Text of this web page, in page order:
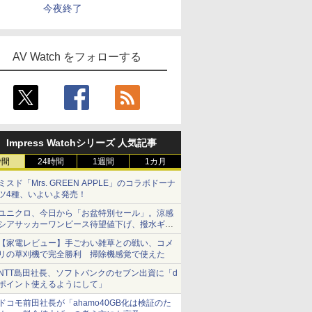
今夜終了
AV Watch をフォローする
Impress Watchシリーズ 人気記事
24時間 1週間 1カ月
スド「Mrs. GREEN APPLE」のコラボドーナ
4種、いよいよ発売！
ニクロ、今日から「お盆特別セール」。涼感
アサッカーワンピース待望値下げ、撥水ギア
ョーツは1990円に
家電レビュー】手ごわい雑草との戦い、コメ
の草刈機で完全勝利 掃除機感覚で使えた
島田社長、ソフトバンクのセブン出資に「d
イント使えるようにして」
コモ前田社長が「ahamo40GB化は検証のた